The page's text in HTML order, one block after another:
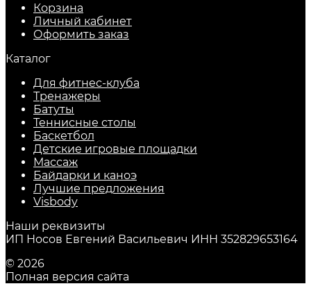
Корзина
Личный кабинет
Оформить заказ
Каталог
Для фитнес-клуба
Тренажеры
Батуты
Теннисные столы
Баскетбол
Детские игровые площадки
Массаж
Байдарки и каноэ
Лучшие предложения
Visbody
Наши реквизиты
ИП Носов Евгений Васильевич ИНН 352829653164
© 2026
Полная версия сайта